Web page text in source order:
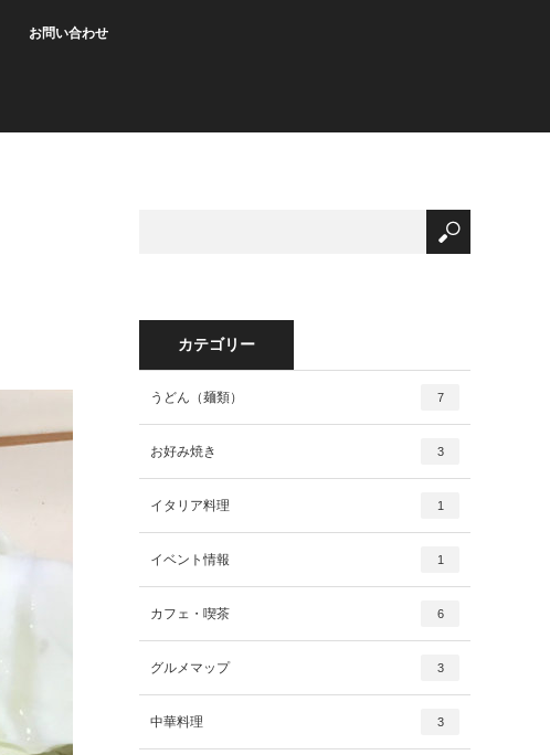
お問い合わせ
カテゴリー
うどん（麺類） 7
お好み焼き 3
イタリア料理 1
イベント情報 1
カフェ・喫茶 6
グルメマップ 3
中華料理 3